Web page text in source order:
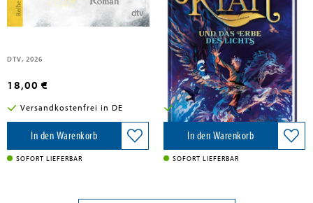
Wenn die Bienen schweigen
DTV, 2026
18,00 €
Versandkostenfrei in DE
In den Warenkorb
SOFORT LIEFERBAR
Kian und das Erbe des Lichts
Karibu, 2026
16,99 €
Versandkostenfrei in DE
In den Warenkorb
SOFORT LIEFERBAR